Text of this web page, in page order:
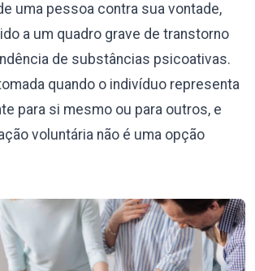
uma pessoa contra sua vontade,
a um quadro grave de transtorno
de substâncias psicoativas.
quando o indivíduo representa
para si mesmo ou para outros, e
voluntária não é uma opção